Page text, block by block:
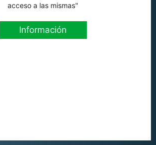
acceso a las mismas"
Información